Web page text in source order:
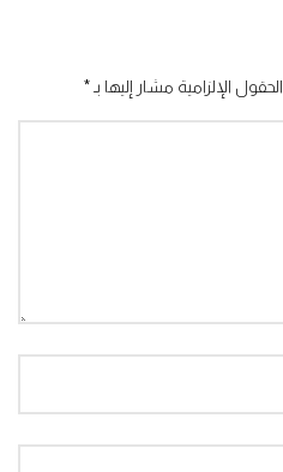
الحقول الإلزامية مشار إليها بـ *